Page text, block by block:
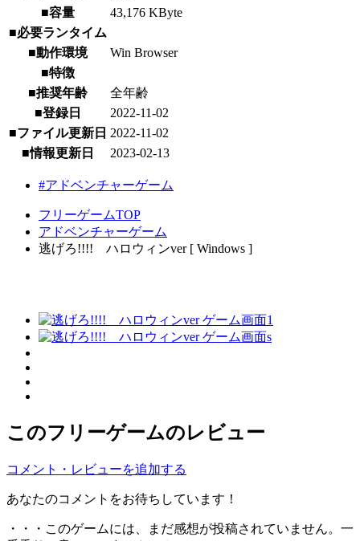
■容量
43,176 KByte
■必要ランタイム
■動作環境
Win Browser
■特徴
■推奨年齢
全年齢
■登録日
2022-11-02
■ファイル更新日 2022-11-02
■情報更新日
2023-02-13
#アドベンチャーゲーム
フリーゲームTOP
アドベンチャーゲーム
逃げろ!!!! ハロウィンver [ Windows ]
このフリーゲームのレビュー
コメント・レビューを追加する
あなたのコメントをお待ちしています！
・・・このゲームには、まだ感想が投稿されていません。一